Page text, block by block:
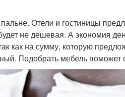
Отели и гостиницы
не дешевая. А экономия
как на сумму, которую
Подобрать мебель поможет